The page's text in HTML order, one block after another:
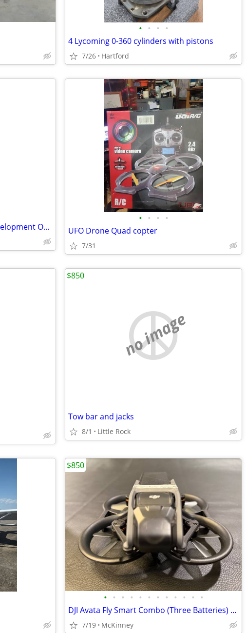
• • • •
4 Lycoming 0-360 cylinders with pistons
7/26 Hartford
Data center property Prime Development Opportunity
• • • •
UFO Drone Quad copter
7/31
no image
Tow bar and jacks
8/1 Little Rock
$850
• • • • • • • • • • • •
DJI Avata Fly Smart Combo (Three Batteries) + Hard Shell Case + extras
7/19 McKinney
$850